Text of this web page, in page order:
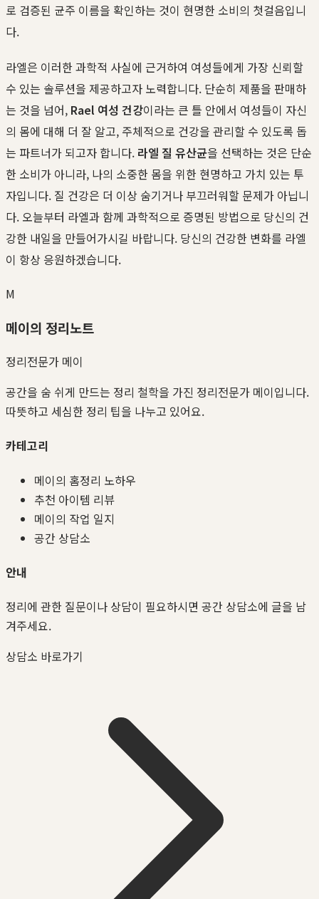
로 검증된 균주 이름을 확인하는 것이 현명한 소비의 첫걸음입니
다.
라엘은 이러한 과학적 사실에 근거하여 여성들에게 가장 신뢰할
수 있는 솔루션을 제공하고자 노력합니다. 단순히 제품을 판매하
는 것을 넘어, Rael 여성 건강이라는 큰 틀 안에서 여성들이 자신
의 몸에 대해 더 잘 알고, 주체적으로 건강을 관리할 수 있도록 돕
는 파트너가 되고자 합니다. 라엘 질 유산균을 선택하는 것은 단순
한 소비가 아니라, 나의 소중한 몸을 위한 현명하고 가치 있는 투
자입니다. 질 건강은 더 이상 숨기거나 부끄러워할 문제가 아닙니
다. 오늘부터 라엘과 함께 과학적으로 증명된 방법으로 당신의 건
강한 내일을 만들어가시길 바랍니다. 당신의 건강한 변화를 라엘
이 항상 응원하겠습니다.
M
메이의 정리노트
정리전문가 메이
공간을 숨 쉬게 만드는 정리 철학을 가진 정리전문가 메이입니다.
따뜻하고 세심한 정리 팁을 나누고 있어요.
카테고리
메이의 홈정리 노하우
추천 아이템 리뷰
메이의 작업 일지
공간 상담소
안내
정리에 관한 질문이나 상담이 필요하시면 공간 상담소에 글을 남
겨주세요.
상담소 바로가기